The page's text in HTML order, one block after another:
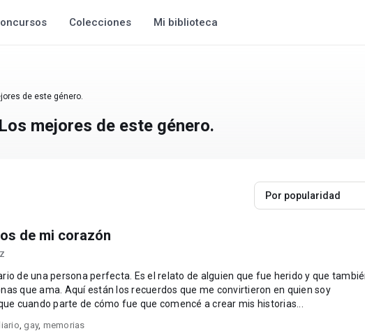
Colecciones Mi biblioteca
de este género.
mejores de este género.
Por popularidad
de mi corazón
de una persona perfecta. Es el relato de alguien que fue herido y que
que ama. Aquí están los recuerdos que me convirtieron en quien soy
cuando parte de cómo fue que comencé a crear mis historias...
, gay, memorias